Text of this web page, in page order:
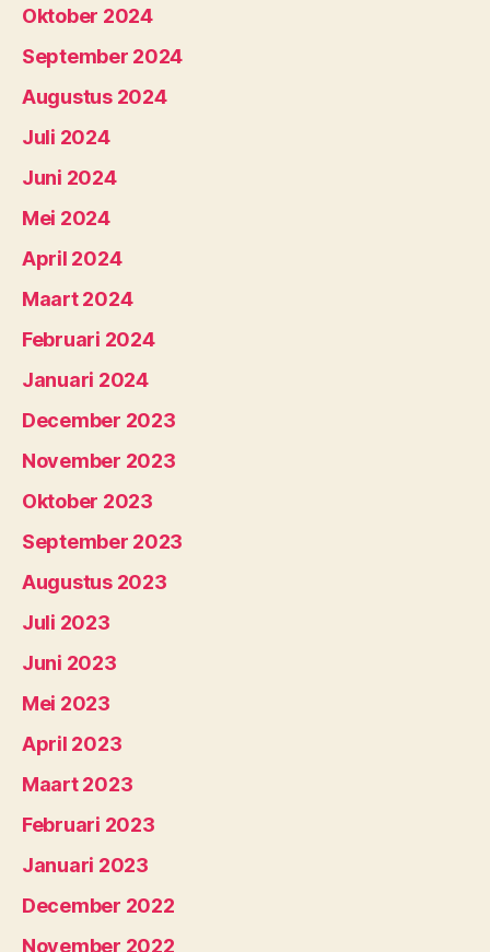
Oktober 2024
September 2024
Augustus 2024
Juli 2024
Juni 2024
Mei 2024
April 2024
Maart 2024
Februari 2024
Januari 2024
December 2023
November 2023
Oktober 2023
September 2023
Augustus 2023
Juli 2023
Juni 2023
Mei 2023
April 2023
Maart 2023
Februari 2023
Januari 2023
December 2022
November 2022